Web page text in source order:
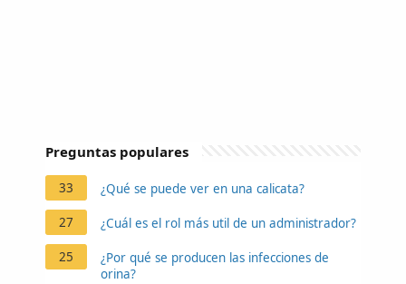
Preguntas populares
33 ¿Qué se puede ver en una calicata?
27 ¿Cuál es el rol más util de un administrador?
25
¿Por qué se producen las infecciones de
orina?